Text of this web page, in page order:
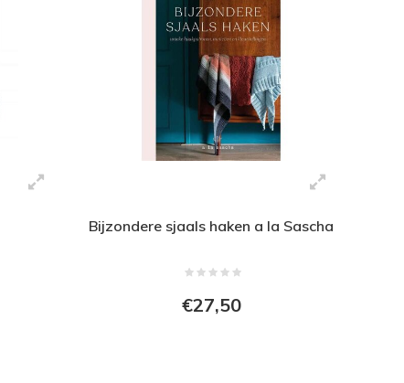
Bijzondere sjaals haken a la Sascha
€27,50